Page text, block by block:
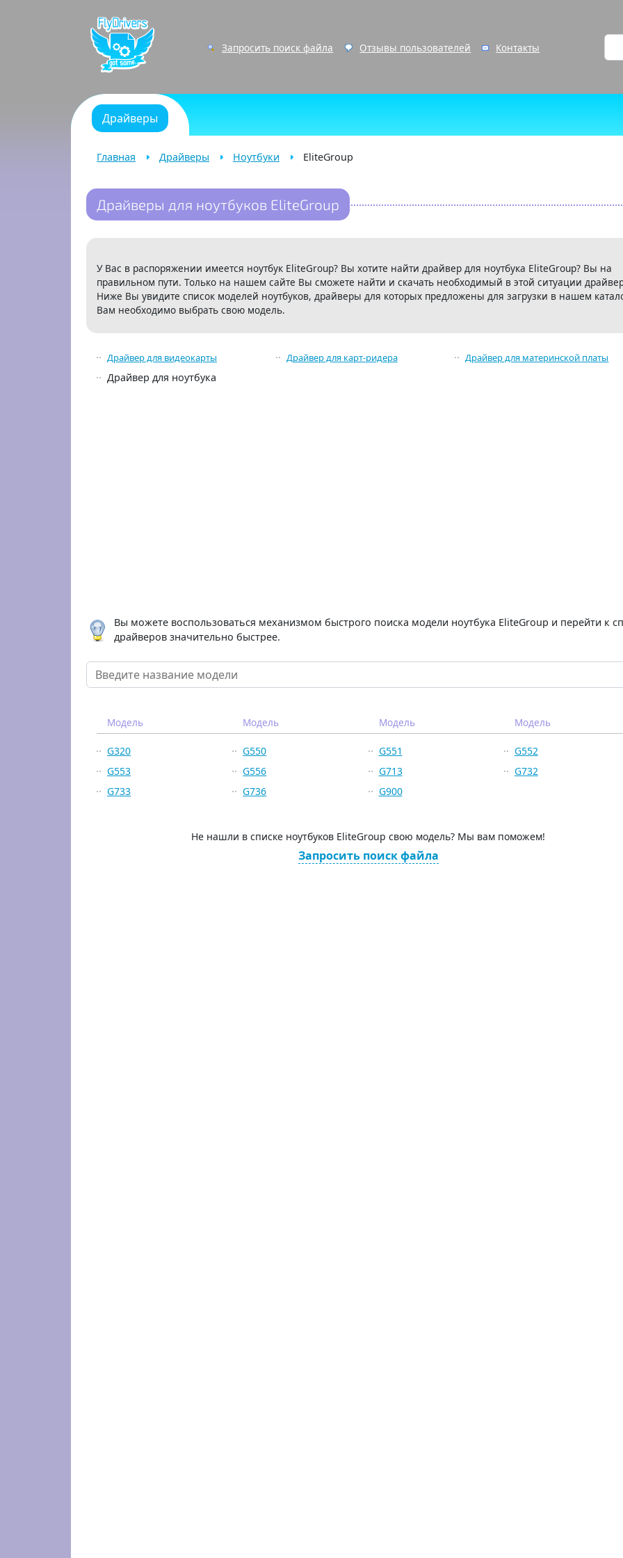
Запросить поиск файла Отзывы пользователей Контакты
Драйверы
Главная Драйверы Ноутбуки EliteGroup
Драйверы для ноутбуков EliteGroup
У Вас в распоряжении имеется ноутбук EliteGroup? Вы хотите найти драйвер для ноутбука EliteGroup? Вы на
правильном пути. Только на нашем сайте Вы сможете найти и скачать необходимый в этой ситуации
Ниже Вы увидите список моделей ноутбуков, драйверы для которых предложены для загрузки в нашем
Вам необходимо выбрать свою модель.
Драйвер для видеокарты Драйвер для карт-ридера Драйвер для материнской платы
Драйвер для ноутбука
Вы можете воспользоваться механизмом быстрого поиска модели ноутбука EliteGroup и перейти к
драйверов значительно быстрее.
Модель Модель Модель Модель
G320 G550 G551
G552
G553
G556 G713
G732
G733
G736 G900
Не нашли в списке ноутбуков EliteGroup свою модель? Мы вам поможем!
Запросить поиск файла